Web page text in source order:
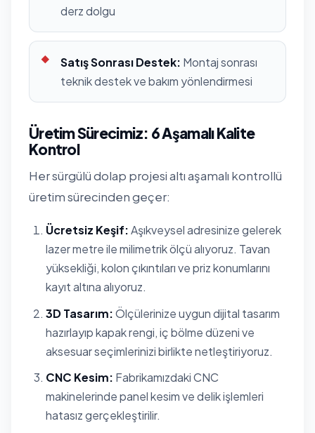
derz dolgu
Satış Sonrası Destek: Montaj sonrası
teknik destek ve bakım yönlendirmesi
Üretim Sürecimiz: 6 Aşamalı Kalite
Kontrol
Her sürgülü dolap projesi altı aşamalı kontrollü
üretim sürecinden geçer:
Ücretsiz Keşif:Aşıkveysel adresinize gelerek
lazer metre ile milimetrik ölçü alıyoruz. Tavan
yüksekliği, kolon çıkıntıları ve priz konumlarını
kayıt altına alıyoruz.
3D Tasarım:Ölçülerinize uygun dijital tasarım
hazırlayıp kapak rengi, iç bölme düzeni ve
aksesuar seçimlerinizi birlikte netleştiriyoruz.
CNC Kesim: Fabrikamızdaki CNC
makinelerinde panel kesim ve delik işlemleri
hatasız gerçekleştirilir.